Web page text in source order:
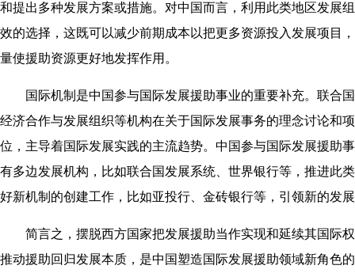
和提出多种发展方案或措施。对中国而言，利用此类地区发展
效的选择，这既可以减少前期成本以把更多资源投入发展项目
量使援助资源更好地发挥作用。
国际机制是中国参与国际发展援助事业的重要补充。联合
经济合作与发展组织等机构在关于国际发展事务的理念讨论和
位，主导着国际发展实践的主流趋势。中国参与国际发展援助
有多边发展机构，比如联合国发展系统、世界银行等，推进此
好新机制的创建工作，比如亚投行、金砖银行等，引领新的发
简言之，摆脱西方国家把发展援助当作实现和延续其国际
推动援助回归发展本质，是中国塑造国际发展援助领域新角色